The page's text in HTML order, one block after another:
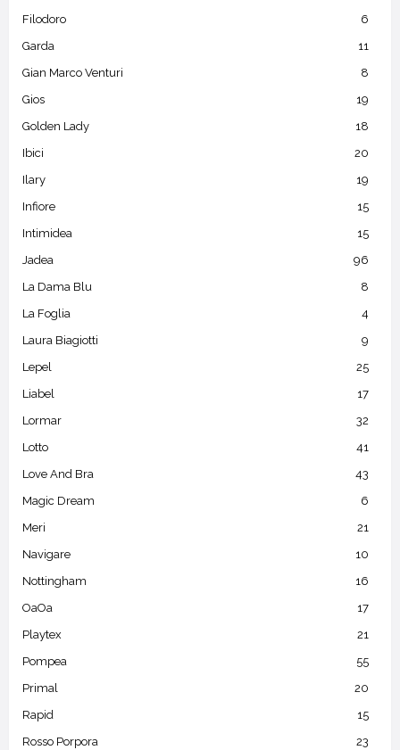
Filodoro
6
Garda
11
Gian Marco Venturi
8
Gios
19
Golden Lady
18
Ibici
20
Ilary
19
Infiore
15
Intimidea
15
Jadea
96
La Dama Blu
8
La Foglia
4
Laura Biagiotti
9
Lepel
25
Liabel
17
Lormar
32
Lotto
41
Love And Bra
43
Magic Dream
6
Meri
21
Navigare
10
Nottingham
16
OaOa
17
Playtex
21
Pompea
55
Primal
20
Rapid
15
Rosso Porpora
23